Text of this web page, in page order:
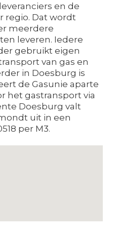
en de
regio. Dat wordt
meerdere
leveren. Iedere
gebruikt eigen
van gas en
in Doesburg is
de Gasunie aparte
het gastransport via
Doesburg valt
uit in een
per M3.